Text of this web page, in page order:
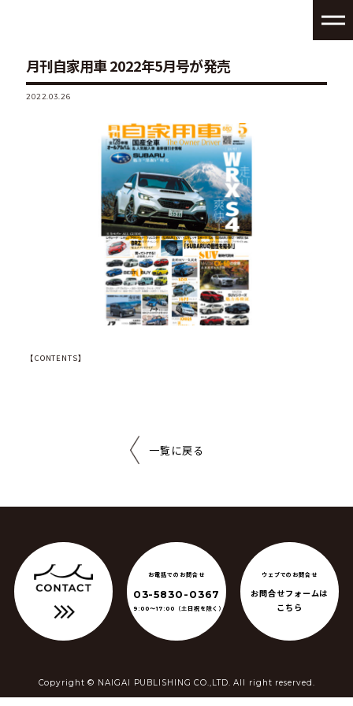
月刊自家用車 2022年5月号が発売
2022.03.26
【CONTENTS】
一覧に戻る
お電話でのお問合せ
03-5830-0367
9:00〜17:00 （土日祝を除く）
ウェブでのお問合せ
お問合せフォームは
こちら
Copyright ©️ NAIGAI PUBLISHING CO.,LTD. All right reserved.